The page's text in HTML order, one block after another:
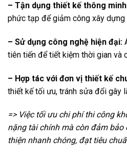
– Tận dụng thiết kế thông
phức tạp để giảm công xây dựng
– Sử dụng công nghệ hiện đại:
tiên tiến để tiết kiệm thời gian và
– Hợp tác với đơn vị thiết kế
thiết kế tối ưu, tránh sửa đổi gây
=> Việc tối ưu chi phí thi công
nặng tài chính mà còn đảm
thiện nhanh chóng, đạt tiêu